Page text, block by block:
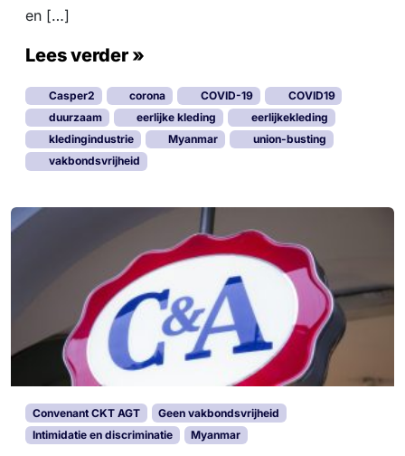
s
u
c
i
n
s
i
j
d
o
r
e
en […]
Lees verder »
Casper2 corona COVID-19
COVID19
duurzaam
eerlijke kleding
eerlijkekleding
kledingindustrie
Myanmar
union-busting
vakbondsvrijheid
Convenant CKT AGT
Geen vakbondsvrijheid
Intimidatie en discriminatie
Myanmar